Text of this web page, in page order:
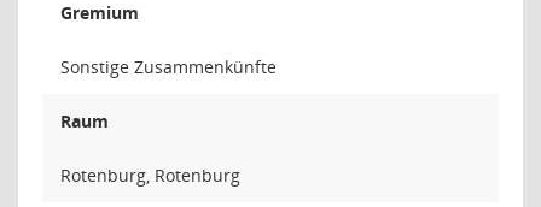
Gremium
Sonstige Zusammenkünfte
Raum
Rotenburg, Rotenburg